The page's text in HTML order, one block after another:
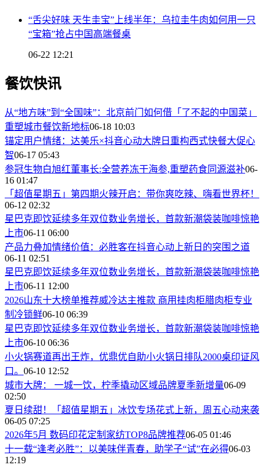
“舌尖好味 天生圭宝”上线半年：乌拉圭牛肉如何用一只
“宝箱”抢占中国高端餐桌
06-22 12:21
餐饮快讯
从“地方味”到“全国味”：北京前门如何借「了不起的中国菜」
重塑城市餐饮新地标06-18 10:03
锚定用户情绪：达美乐×抖音心动大牌日重构西式快餐大促心
智06-17 05:43
参冠生物白旭红董事长:全营养冻干海参,重塑药食同源滋补06-
16 01:47
「超值星期五」第四期火辣开启：带你爽吃辣、嗨看世界杯！
06-12 02:32
星巴克即饮延续多年双位数业务增长，首款新潮袋装咖啡惊艳
上市06-11 06:00
产品力叠加情绪价值：必胜客在抖音心动上新日的突围之道
06-11 02:51
星巴克即饮延续多年双位数业务增长，首款新潮袋装咖啡惊艳
上市06-11 12:00
2026山东十大榜单推荐威冷达主推款 商用挂肉柜腊肉柜专业
制冷锁鲜06-10 06:39
星巴克即饮延续多年双位数业务增长，首款新潮袋装咖啡惊艳
上市06-10 06:36
小火锅赛道再出王炸，优鼎优自助小火锅日排队2000桌印证风
口。 06-10 12:52
城市大牌： 一城一饮，柠季撬动区域品牌夏季新增量06-09
02:50
夏日续甜！「超值星期五」冰饮专场花式上新，周五心动来袭
06-05 07:25
2026年5月 数码印花定制家纺TOP8品牌推荐06-05 01:46
十一载“逢考必胜”：以美味伴青春，助学子“试”在必得06-03
12:19